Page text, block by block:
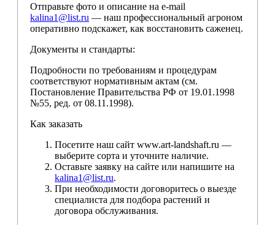
Отправьте фото и описание на e-mail
kalina1@list.ru — наш профессиональный агроном
оперативно подскажет, как восстановить саженец.
Документы и стандарты:
Подробности по требованиям и процедурам
соответствуют нормативным актам (см.
Постановление Правительства РФ от 19.01.1998
№55, ред. от 08.11.1998).
Как заказать
Посетите наш сайт www.art-landshaft.ru —
выберите сорта и уточните наличие.
Оставьте заявку на сайте или напишите на
kalina1@list.ru.
При необходимости договоритесь о выезде
специалиста для подбора растений и
договора обслуживания.